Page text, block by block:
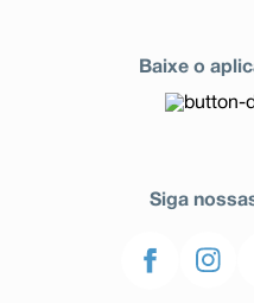
Baixe o
Siga